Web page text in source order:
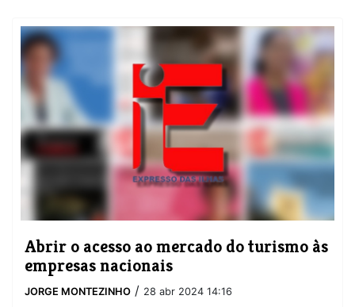
Abrir o acesso ao mercado do turismo às
empresas nacionais
JORGE MONTEZINHO / 28 abr 2024 14:16